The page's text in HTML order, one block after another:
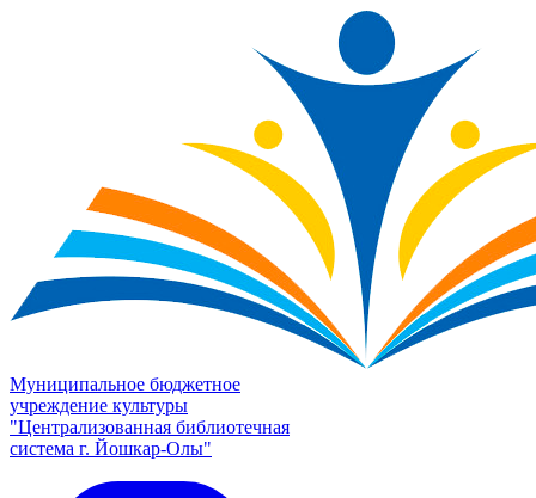
Муниципальное бюджетное
учреждение культуры
"Централизованная библиотечная
система г. Йошкар-Олы"